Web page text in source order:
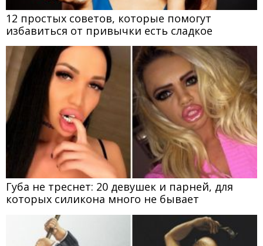
12 простых советов, которые помогут
избавиться от привычки есть сладкое
Губа не треснет: 20 девушек и парней, для
которых силикона много не бывает